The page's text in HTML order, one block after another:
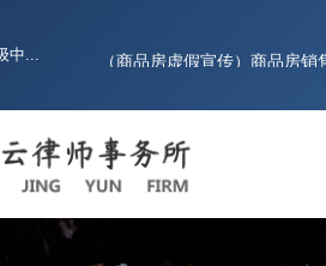
中...
（商品房虚假宣传）商品房销
全面胜诉!房山世界名园逾期
河北燕郊小区业主无法办理